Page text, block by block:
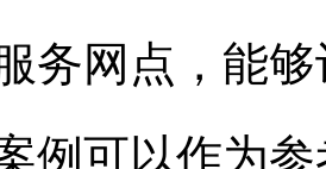
务网点，能
例可以作为